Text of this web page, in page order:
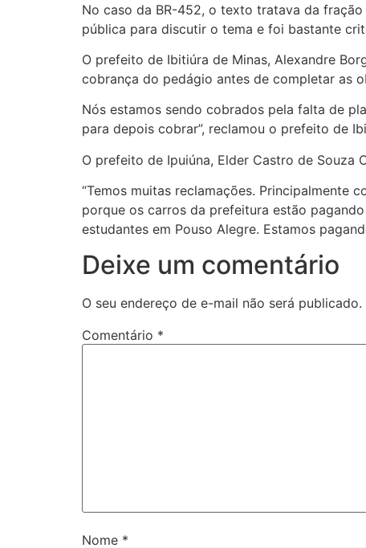
No caso da BR-452, o texto tratava da
pública para discutir o tema e foi bastante
O prefeito de Ibitiúra de Minas, Alexandre
cobrança do pedágio antes de completar as
Nós estamos sendo cobrados pela falta de
para depois cobrar”, reclamou o prefeito de
O prefeito de Ipuiúna, Elder Castro de
“Temos muitas reclamações. Principalmente
porque os carros da prefeitura estão
estudantes em Pouso Alegre. Estamos
Deixe um comentário
O seu endereço de e-mail não será publicado.
Comentário *
Nome *